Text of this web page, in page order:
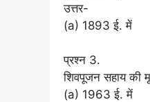
उत्तर-
(a) 1893 ई. में
प्रश्न 3.
शिवपूजन सहाय की
(a) 1963 ई. में